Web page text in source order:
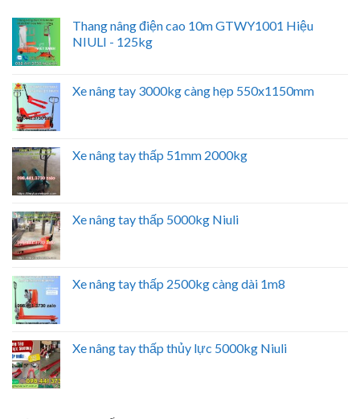
Thang nâng điện cao 10m GTWY1001 Hiệu
NIULI - 125kg
Xe nâng tay 3000kg càng hẹp 550x1150mm
Xe nâng tay thấp 51mm 2000kg
Xe nâng tay thấp 5000kg Niuli
Xe nâng tay thấp 2500kg càng dài 1m8
Xe nâng tay thấp thủy lực 5000kg Niuli